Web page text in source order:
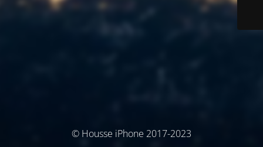
© Housse iPhone 2017-2023